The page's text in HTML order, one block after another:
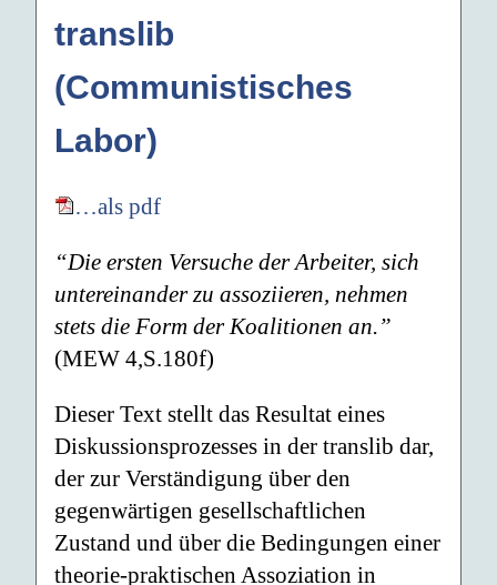
translib
(Communistisches
Labor)
…als pdf
“Die ersten Versuche der Arbeiter, sich
untereinander zu assoziieren, nehmen
stets die Form der Koalitionen an.”
(MEW 4,S.180f)
Dieser Text stellt das Resultat eines
Diskussionsprozesses in der translib dar,
der zur Verständigung über den
gegenwärtigen gesellschaftlichen
Zustand und über die Bedingungen einer
theorie-praktischen Assoziation in